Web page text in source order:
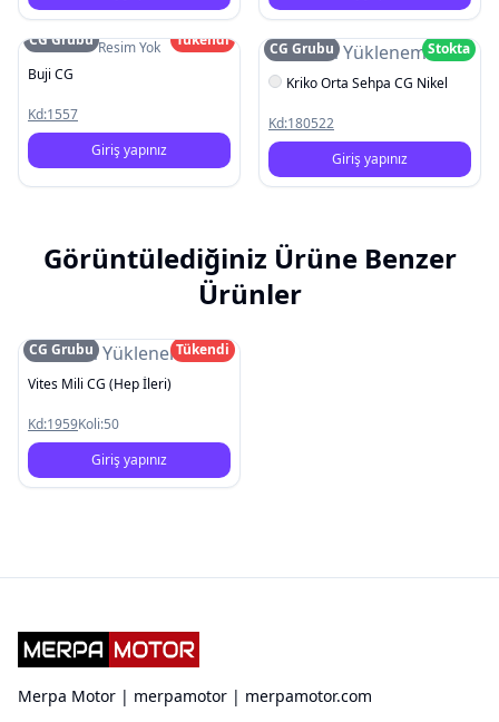
Resim Yok
CG Grubu
Tükendi
Buji CG
Kd:1557
Giriş yapınız
Resim Yüklenemedi
CG Grubu
Stokta
Kriko Orta Sehpa CG Nikel
Kd:180522
Giriş yapınız
Görüntülediğiniz Ürüne Benzer
Ürünler
Resim Yüklenemedi
CG Grubu
Tükendi
Vites Mili CG (Hep İleri)
Kd:1959Koli:50
Giriş yapınız
Merpa Motor | merpamotor | merpamotor.com